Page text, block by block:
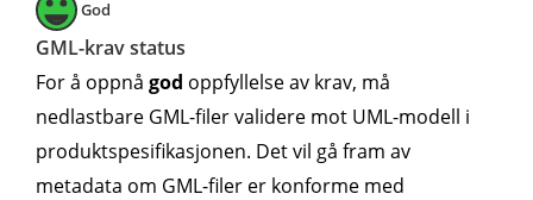
God
GML-krav status
For å oppnå god oppfyllelse av krav, må
nedlastbare GML-filer validere mot UML-modell i
produktspesifikasjonen. Det vil gå fram av
metadata om GML-filer er konforme med